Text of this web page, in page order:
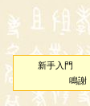
新手入門
鳴謝